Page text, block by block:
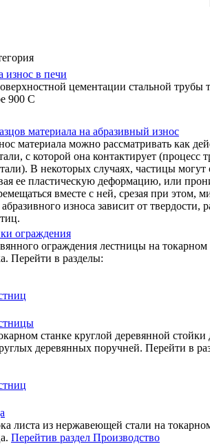
износ в печи
цементации стальной трубы
900 С
материала на абразивный износ
материала можно рассматривать как
с которой она контактирует (процесс
В некоторых случаях, частицы могут
ее пластическую деформацию, или
вместе с ней, срезая при этом,
износа зависит от твердости,
ограждения
ограждения лестницы на токарном
Перейти в разделы:
станке круглой деревянной
деревянных поручней. Перейти в
листа из нержавеющей стали на
Перейтив раздел Производство